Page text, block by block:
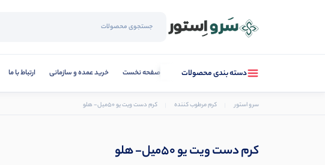
دسته بندی محصولات صفحه نخست خرید عمده و سازمانی ارتباط با ما
سرو استور کرم مرطوب کننده کرم دست ویت یو 50میل- هلو
کرم دست ویت یو 50میل- هلو